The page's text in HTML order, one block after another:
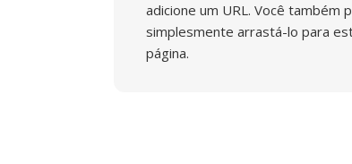
adicione um URL. Você também
simplesmente arrastá-lo para
página.